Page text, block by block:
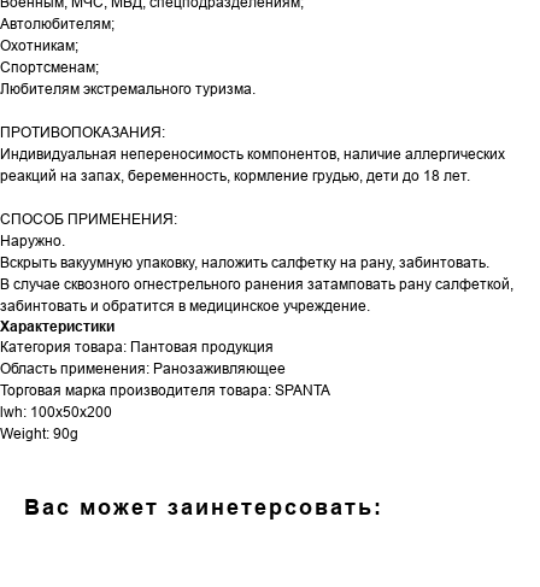
Автолюбителям;
Охотникам;
Спортсменам;
Любителям экстремального туризма.
ПРОТИВОПОКАЗАНИЯ:
Индивидуальная непереносимость компонентов, наличие аллергических
реакций на запах, беременность, кормление грудью, дети до 18 лет.
СПОСОБ ПРИМЕНЕНИЯ:
Наружно.
Вскрыть вакуумную упаковку, наложить салфетку на рану, забинтовать.
В случае сквозного огнестрельного ранения затамповать рану салфеткой,
забинтовать и обратится в медицинское учреждение.
Характеристики
Категория товара: Пантовая продукция
Область применения: Ранозаживляющее
Торговая марка производителя товара: SPANTA
lwh: 100x50x200
Weight: 90g
Вас может заинетерсовать: